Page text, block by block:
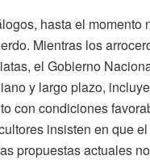
hasta el momento
Mientras los
el Gobierno
y largo plazo,
con condiciones
insisten en que
propuestas actuales